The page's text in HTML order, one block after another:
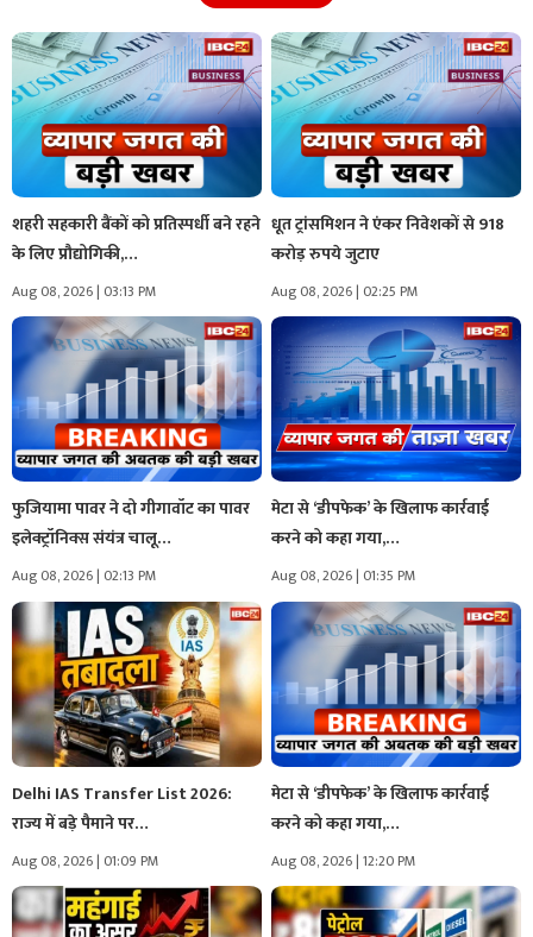
शहरी सहकारी बैंकों को प्रतिस्पर्धी बने रहने
के लिए प्रौद्योगिकी,…
Aug 08, 2026 | 03:13 PM
धूत ट्रांसमिशन ने एंकर निवेशकों से 918
करोड़ रुपये जुटाए
Aug 08, 2026 | 02:25 PM
फुजियामा पावर ने दो गीगावॉट का पावर
इलेक्ट्रॉनिक्स संयंत्र चालू…
Aug 08, 2026 | 02:13 PM
मेटा से ‘डीपफेक’ के खिलाफ कार्रवाई
करने को कहा गया,…
Aug 08, 2026 | 01:35 PM
Delhi IAS Transfer List 2026:
राज्य में बड़े पैमाने पर…
Aug 08, 2026 | 01:09 PM
मेटा से ‘डीपफेक’ के खिलाफ कार्रवाई
करने को कहा गया,…
Aug 08, 2026 | 12:20 PM